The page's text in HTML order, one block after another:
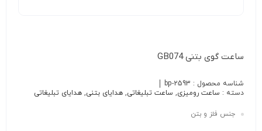
ساعت گوی بتنی GB074
شناسه محصول : bp-2593
دسته : ساعت رومیزی, ساعت تبلیغاتی, هدایای بتنی, هدایای تبلیغاتی
جنس فلز و بتن